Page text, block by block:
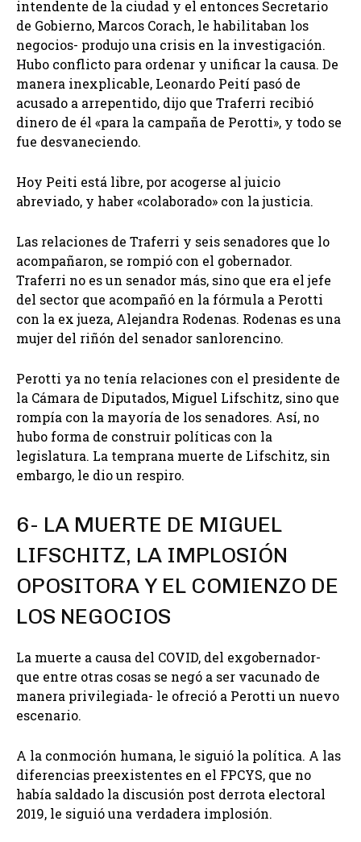
intendente de la ciudad y el entonces Secretario
de Gobierno, Marcos Corach, le habilitaban los
negocios- produjo una crisis en la investigación.
Hubo conflicto para ordenar y unificar la causa. De
manera inexplicable, Leonardo Peití pasó de
acusado a arrepentido, dijo que Traferri recibió
dinero de él «para la campaña de Perotti», y todo se
fue desvaneciendo.
Hoy Peiti está libre, por acogerse al juicio
abreviado, y haber «colaborado» con la justicia.
Las relaciones de Traferri y seis senadores que lo
acompañaron, se rompió con el gobernador.
Traferri no es un senador más, sino que era el jefe
del sector que acompañó en la fórmula a Perotti
con la ex jueza, Alejandra Rodenas. Rodenas es una
mujer del riñón del senador sanlorencino.
Perotti ya no tenía relaciones con el presidente de
la Cámara de Diputados, Miguel Lifschitz, sino que
rompía con la mayoría de los senadores. Así, no
hubo forma de construir políticas con la
legislatura. La temprana muerte de Lifschitz, sin
embargo, le dio un respiro.
6- LA MUERTE DE MIGUEL
LIFSCHITZ, LA IMPLOSIÓN
OPOSITORA Y EL COMIENZO DE
LOS NEGOCIOS
La muerte a causa del COVID, del exgobernador-
que entre otras cosas se negó a ser vacunado de
manera privilegiada- le ofreció a Perotti un nuevo
escenario.
A la conmoción humana, le siguió la política. A las
diferencias preexistentes en el FPCYS, que no
había saldado la discusión post derrota electoral
2019, le siguió una verdadera implosión.